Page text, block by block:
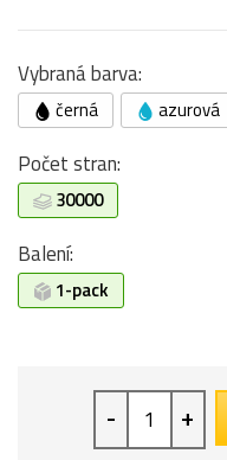
Vybraná barva:
černá azurová
Počet stran:
30000
Balení:
1-pack
- +